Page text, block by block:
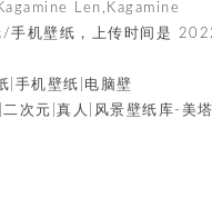
Len,Kagamine
手机壁纸，上传时间是
|手机壁纸|电脑壁
次元|真人|风景壁纸库-美塔